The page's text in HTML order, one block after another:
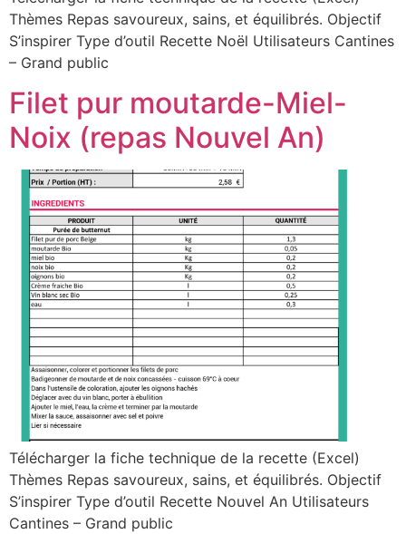
Thèmes Repas savoureux, sains, et équilibrés. Objectif
S’inspirer Type d’outil Recette Noël Utilisateurs Cantines
– Grand public
Filet pur moutarde-Miel-
Noix (repas Nouvel An)
Télécharger la fiche technique de la recette (Excel)
Thèmes Repas savoureux, sains, et équilibrés. Objectif
S’inspirer Type d’outil Recette Nouvel An Utilisateurs
Cantines – Grand public